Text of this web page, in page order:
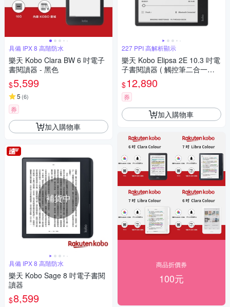
具備 IPX 8 高階防水
樂天 Kobo Clara BW 6 吋電子
書閱讀器 - 黑色
$5,599
5 (6)
券
加入購物車
補貨中
具備 IPX 8 高階防水
樂天 Kobo Sage 8 吋電子書閱
讀器
$8,599
227 PPI 高解析顯示
樂天 Kobo Elipsa 2E 10.3 吋電
子書閱讀器 ( 觸控筆二合一套
組 )
$12,890
券
加入購物車
商品折價券
100元